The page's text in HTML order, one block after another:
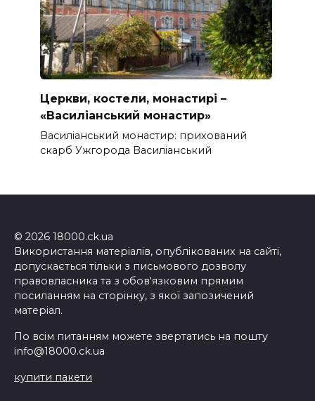
Церкви, костели, монастирі –
«Василіанський монастир»
Василіанський монастир: прихований
скарб Ужгорода Василіанський
© 2026 18000.ck.ua
Використання матеріалів, опублікованих на сайті,
допускається тільки з письмового дозволу
правовласника та з обов'язковим прямим
посиланням на сторінку, з якої запозичений
матеріал.
По всім питанням можете звертатись на пошту
info@18000.ck.ua
купити пакети